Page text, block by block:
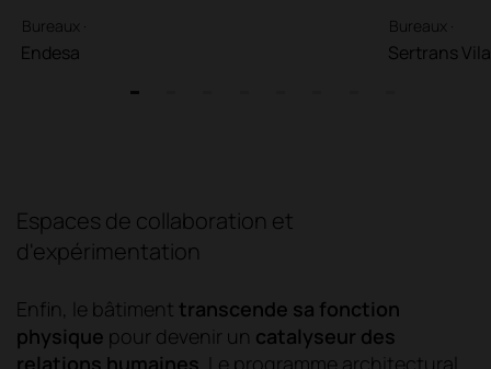
Bureaux ·
Endesa
Bureaux ·
Sertrans
Espaces de collaboration et
d'expérimentation
Enfin, le bâtiment transcende sa fonction
physique pour devenir un catalyseur des
relations humaines. Le programme architectural